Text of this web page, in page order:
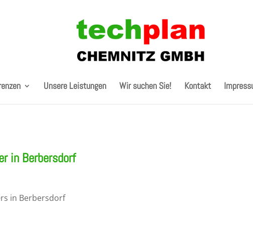
Unsere Leistungen Wir suchen Sie! Kontakt
in Berbersdorf
in Berbersdorf